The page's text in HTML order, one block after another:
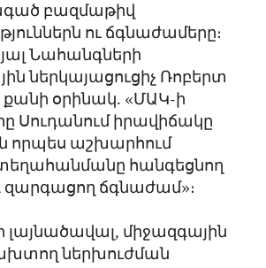
բազմաթիվ
ու ճգնաժամերը։
Նահանգների
ներկայացուցիչ Ռոբերտ
քանի օրինակ. «ՄԱԿ-ի
Սուդանում իրավիճակը
որպես աշխարհում
հանգեցնող
ճգնաժամ»։
միջազգային
ներխուժման